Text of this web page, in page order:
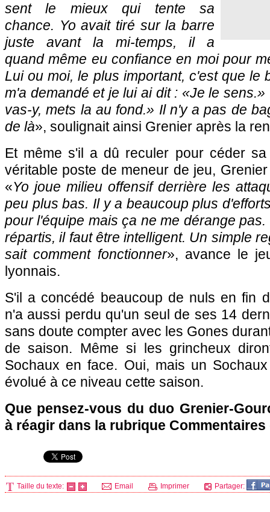
sent le mieux qui tente sa
chance. Yo avait tiré sur la barre
juste avant la mi-temps, il a
quand même eu confiance en moi pour
Lui ou moi, le plus important, c'est que le
m'a demandé et je lui ai dit : «Je le sens.»
vas-y, mets la au fond.» Il n'y a pas de
de là», soulignait ainsi Grenier après la
Et même s'il a dû reculer pour céder
véritable poste de meneur de jeu,
«Yo joue milieu offensif derrière les
peu plus bas. Il y a beaucoup plus
pour l'équipe mais ça ne me dérange
répartis, il faut être intelligent. Un simple
sait comment fonctionner», avance le
lyonnais.
S'il a concédé beaucoup de nuls en fin
n'a aussi perdu qu'un seul de ses 14
sans doute compter avec les Gones
de saison. Même si les grincheux
Sochaux en face. Oui, mais un Sochaux
évolué à ce niveau cette saison.
Que pensez-vous du duo Grenier-
à réagir dans la rubrique
Taille du texte: Email Imprimer Partager: